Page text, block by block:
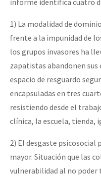
1) La modalidad de
frente a la impunidad de
los grupos invasores ha
zapatistas abandonen sus
espacio de resguardo
encapsuladas en tres
resistiendo desde el
clínica, la escuela, tienda,
2) El desgaste psicosocial
mayor. Situación que las
vulnerabilidad al no